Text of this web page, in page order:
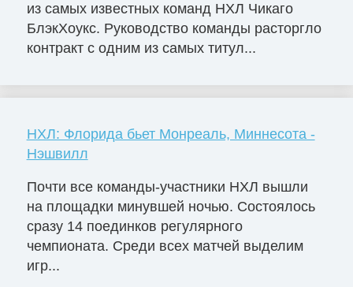
из самых известных команд НХЛ Чикаго
БлэкХоукс. Руководство команды расторгло
контракт с одним из самых титул...
НХЛ: Флорида бьет Монреаль, Миннесота -
Нэшвилл
Почти все команды-участники НХЛ вышли
на площадки минувшей ночью. Состоялось
сразу 14 поединков регулярного
чемпионата. Среди всех матчей выделим
игр...